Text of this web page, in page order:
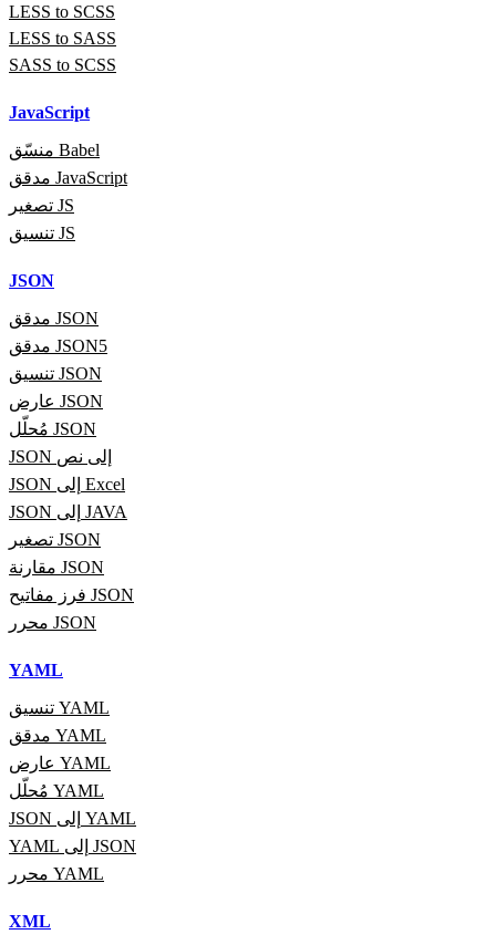
LESS to SCSS
LESS to SASS
SASS to SCSS
JavaScript
منسّق Babel
مدقق JavaScript
تصغير JS
تنسيق JS
JSON
مدقق JSON
مدقق JSON5
تنسيق JSON
عارض JSON
مُحلّل JSON
JSON إلى نص
JSON إلى Excel
JSON إلى JAVA
تصغير JSON
مقارنة JSON
فرز مفاتيح JSON
محرر JSON
YAML
تنسيق YAML
مدقق YAML
عارض YAML
مُحلّل YAML
JSON إلى YAML
YAML إلى JSON
محرر YAML
XML